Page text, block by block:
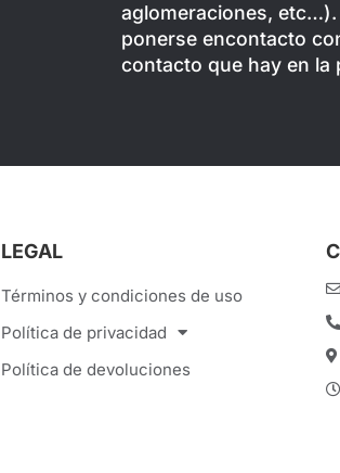
aglomeraciones,
ponerse encontacto
contacto que hay en la
LEGAL
Términos y condiciones de uso
Política de privacidad
Política de devoluciones